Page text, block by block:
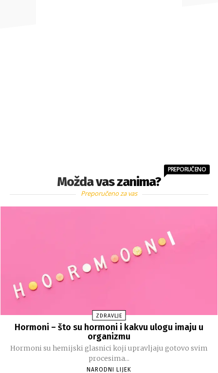
Možda vas zanima?
PREPORUČENO
Preporučeno za vas
ZDRAVLJE
Hormoni – što su hormoni i kakvu ulogu imaju u
organizmu
Hormoni su hemijski glasnici koji upravljaju gotovo svim
procesima...
NARODNI LIJEK